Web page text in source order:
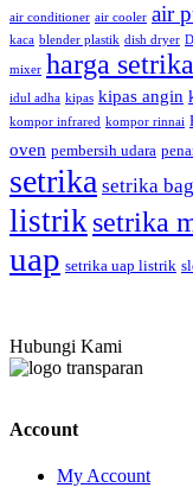
air conditioner air cooler air
kaca blender plastik dish dryer
mixer harga setrika
idul adha kipas kipas angin
kompor infrared kompor rinnai
oven pembersih udara
setrika setrika
listriksetrika
uap setrika uap listrik
Hubungi Kami
Account
My Account